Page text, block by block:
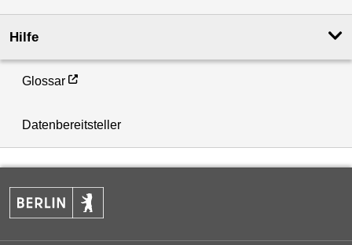
Hilfe
Glossar
Datenbereitsteller